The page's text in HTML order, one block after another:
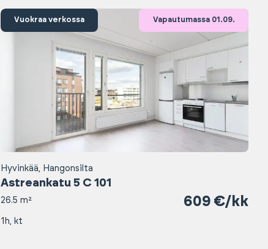
Vuokraa verkossa Vapautumassa 01.09.
Hyvinkää, Hangonsilta
Astreankatu 5 C 101
26.5 m² 609 €/kk
1h, kt